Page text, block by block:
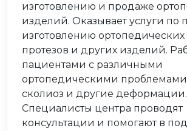
изготовлению и продаже
изделий. Оказывает услуги по
изготовлению ортопедических
протезов и других изделий.
пациентами с различными
ортопедическими
сколиоз и другие деформации.
Специалисты центра проводят
консультации и помогают в